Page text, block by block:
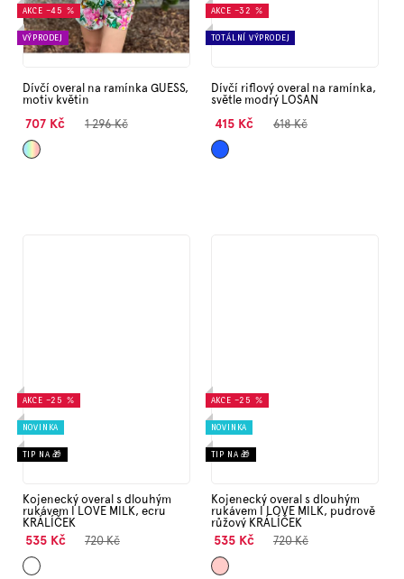
AKCE –45 %
VÝPRODEJ
Dívčí overal na ramínka GUESS,
motiv květin
707 Kč 1 296 Kč
Mix
AKCE –32 %
TOTÁLNÍ VÝPRODEJ
Dívčí riflový overal na ramínka,
světle modrý LOSAN
415 Kč 618 Kč
Modrá
AKCE –25 %
NOVINKA
TIP NA 🎁
Kojenecký overal s dlouhým
rukávem I LOVE MILK, ecru
KRÁLÍČEK
535 Kč 720 Kč
Ecru
AKCE –25 %
NOVINKA
TIP NA 🎁
Kojenecký overal s dlouhým
rukávem I LOVE MILK, pudrově
růžový KRÁLÍČEK
535 Kč 720 Kč
Starorůžová